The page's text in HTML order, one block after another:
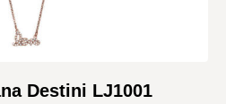
Destini LJ1001